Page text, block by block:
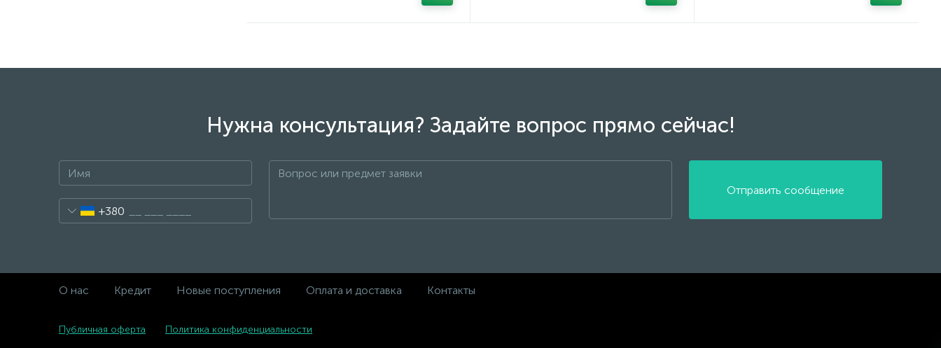
Нужна консультация? Задайте вопрос прямо сейчас!
+380
Отправить сообщение
О нас Кредит Новые поступления Оплата и доставка Контакты
Публичная оферта Политика конфиденциальности